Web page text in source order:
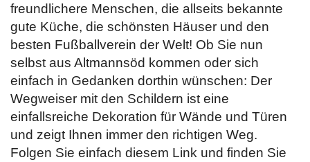
freundlichere Menschen, die allseits bekannte
gute Küche, die schönsten Häuser und den
besten Fußballverein der Welt! Ob Sie nun
selbst aus Altmannsöd kommen oder sich
einfach in Gedanken dorthin wünschen: Der
Wegweiser mit den Schildern ist eine
einfallsreiche Dekoration für Wände und Türen
und zeigt Ihnen immer den richtigen Weg.
Folgen Sie einfach diesem Link und finden Sie